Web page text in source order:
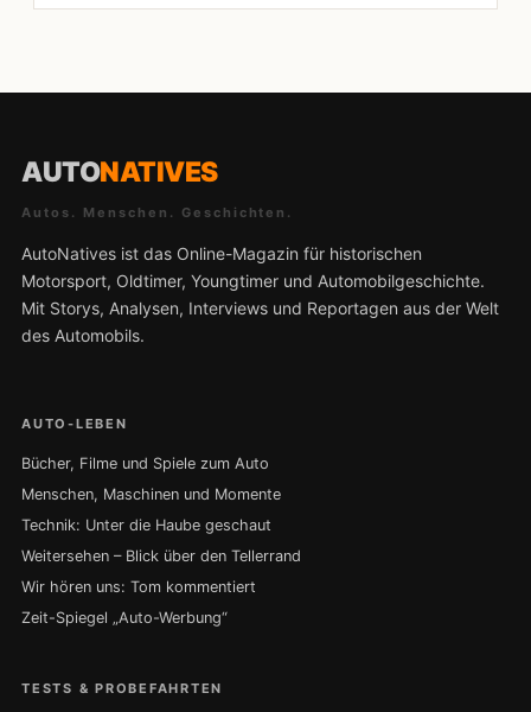
AUTONATIVES
Autos. Menschen. Geschichten.
AutoNatives ist das Online-Magazin für historischen
Motorsport, Oldtimer, Youngtimer und Automobilgeschichte.
Mit Storys, Analysen, Interviews und Reportagen aus der Welt
des Automobils.
AUTO-LEBEN
Bücher, Filme und Spiele zum Auto
Menschen, Maschinen und Momente
Technik: Unter die Haube geschaut
Weitersehen – Blick über den Tellerrand
Wir hören uns: Tom kommentiert
Zeit-Spiegel „Auto-Werbung“
TESTS & PROBEFAHRTEN